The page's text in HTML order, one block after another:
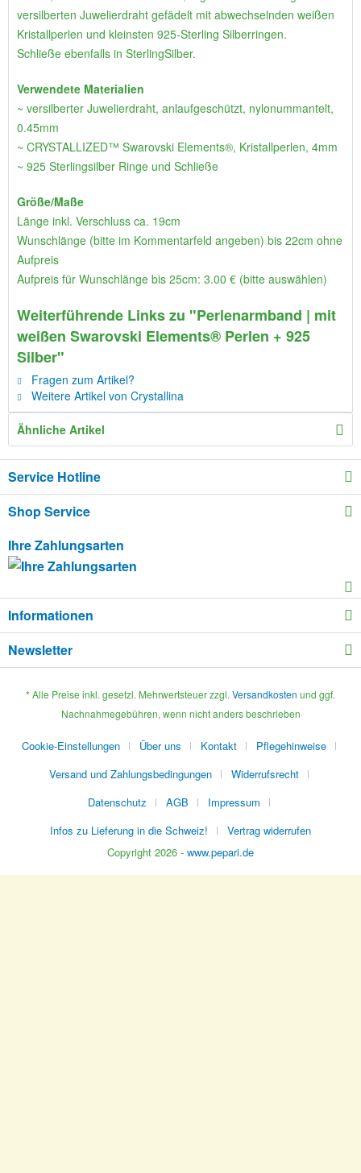
versilberten Juwelierdraht gefädelt mit abwechselnden weißen
Kristallperlen und kleinsten 925-Sterling Silberringen.
Schließe ebenfalls in SterlingSilber.
Verwendete Materialien
~ versilberter Juwelierdraht, anlaufgeschützt, nylonummantelt,
0.45mm
~ CRYSTALLIZED™ Swarovski Elements®, Kristallperlen, 4mm
~ 925 Sterlingsilber Ringe und Schließe
Größe/Maße
Länge inkl. Verschluss ca. 19cm
Wunschlänge (bitte im Kommentarfeld angeben) bis 22cm ohne
Aufpreis
Aufpreis für Wunschlänge bis 25cm: 3.00 € (bitte auswählen)
Weiterführende Links zu "Perlenarmband | mit
weißen Swarovski Elements® Perlen + 925
Silber"
Fragen zum Artikel?
Weitere Artikel von Crystallina
Ähnliche Artikel
Service Hotline
Shop Service
Ihre Zahlungsarten
Informationen
Newsletter
* Alle Preise inkl. gesetzl. Mehrwertsteuer zzgl. Versandkosten und ggf.
Nachnahmegebühren, wenn nicht anders beschrieben
Cookie-Einstellungen Über uns Kontakt
Pflegehinweise
Versand und Zahlungsbedingungen
Widerrufsrecht
Datenschutz
AGB
Impressum
Infos zu Lieferung in die Schweiz!
Vertrag widerrufen
Copyright 2026 - www.pepari.de